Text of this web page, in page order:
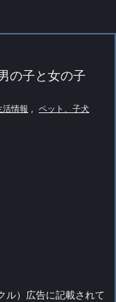
の子と女の子
活情報 , ペット、子犬
） 広告に記載されて